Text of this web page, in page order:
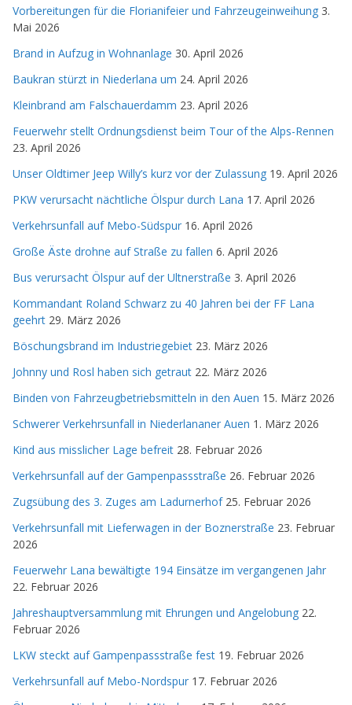
Vorbereitungen für die Florianifeier und Fahrzeugeinweihung 3.
Mai 2026
Brand in Aufzug in Wohnanlage 30. April 2026
Baukran stürzt in Niederlana um 24. April 2026
Kleinbrand am Falschauerdamm 23. April 2026
Feuerwehr stellt Ordnungsdienst beim Tour of the Alps-Rennen
23. April 2026
Unser Oldtimer Jeep Willy’s kurz vor der Zulassung 19. April 2026
PKW verursacht nächtliche Ölspur durch Lana 17. April 2026
Verkehrsunfall auf Mebo-Südspur 16. April 2026
Große Äste drohne auf Straße zu fallen 6. April 2026
Bus verursacht Ölspur auf der Ultnerstraße 3. April 2026
Kommandant Roland Schwarz zu 40 Jahren bei der FF Lana
geehrt 29. März 2026
Böschungsbrand im Industriegebiet 23. März 2026
Johnny und Rosl haben sich getraut 22. März 2026
Binden von Fahrzeugbetriebsmitteln in den Auen 15. März 2026
Schwerer Verkehrsunfall in Niederlananer Auen 1. März 2026
Kind aus misslicher Lage befreit 28. Februar 2026
Verkehrsunfall auf der Gampenpassstraße 26. Februar 2026
Zugsübung des 3. Zuges am Ladurnerhof 25. Februar 2026
Verkehrsunfall mit Lieferwagen in der Boznerstraße 23. Februar
2026
Feuerwehr Lana bewältigte 194 Einsätze im vergangenen Jahr
22. Februar 2026
Jahreshauptversammlung mit Ehrungen und Angelobung 22.
Februar 2026
LKW steckt auf Gampenpassstraße fest 19. Februar 2026
Verkehrsunfall auf Mebo-Nordspur 17. Februar 2026